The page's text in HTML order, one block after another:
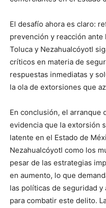
El desafío ahora es claro:
prevención y reacción
Toluca y Nezahualcóyotl
críticos en materia de
respuestas inmediatas y
la ola de extorsiones que
En conclusión, el arranque
evidencia que la extorsión
latente en el Estado de
Nezahualcóyotl como los
pesar de las estrategias
en aumento, lo que
las políticas de seguridad
para combatir este delito.